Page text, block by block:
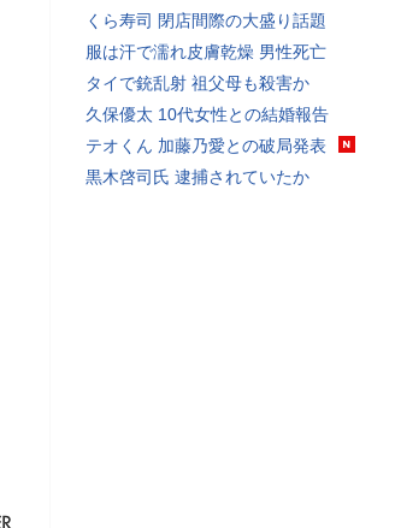
くら寿司 閉店間際の大盛り話題
服は汗で濡れ皮膚乾燥 男性死亡
タイで銃乱射 祖父母も殺害か
久保優太 10代女性との結婚報告
テオくん 加藤乃愛との破局発表
黒木啓司氏 逮捕されていたか